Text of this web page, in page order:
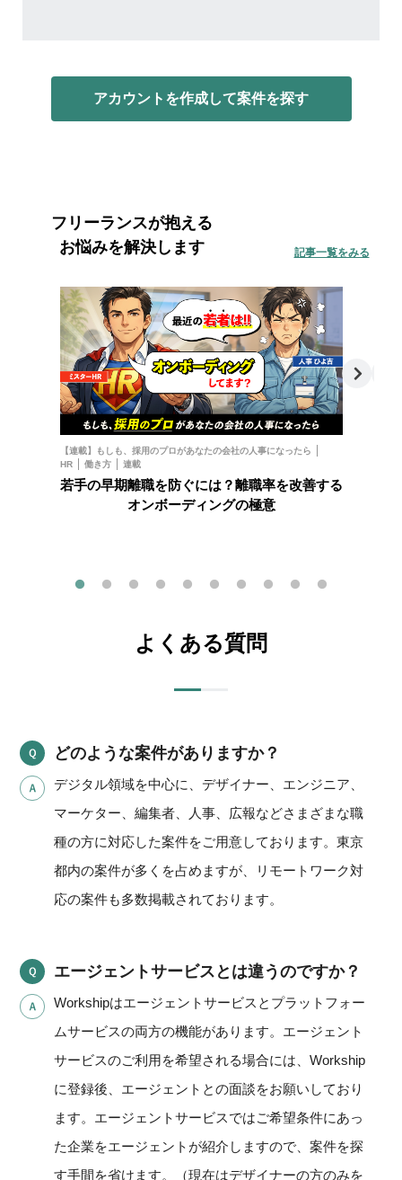
アカウントを作成して案件を探す
フリーランスが抱える
お悩みを解決します
【連載】もしも、採用のプロがあなたの会社の人事になったら
HR
働き方 連載
若手の早期離職を防ぐには？離職率を改善する
オンボーディングの極意
記事一覧をみる
よくある質問
どのような案件がありますか？
デジタル領域を中心に、デザイナー、エンジニア、
マーケター、編集者、人事、広報などさまざまな職
種の方に対応した案件をご用意しております。東京
都内の案件が多くを占めますが、リモートワーク対
応の案件も多数掲載されております。
エージェントサービスとは違うのですか？
Workshipはエージェントサービスとプラットフォー
ムサービスの両方の機能があります。エージェント
サービスのご利用を希望される場合には、Workship
に登録後、エージェントとの面談をお願いしており
ます。エージェントサービスではご希望条件にあっ
た企業をエージェントが紹介しますので、案件を探
す手間を省けます。（現在はデザイナーの方のみを